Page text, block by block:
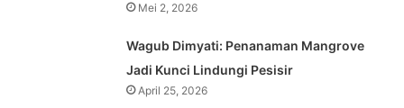
Mei 2, 2026
Wagub Dimyati: Penanaman Mangrove
Jadi Kunci Lindungi Pesisir
April 25, 2026